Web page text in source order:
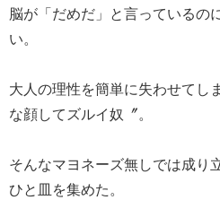
脳が「だめだ」と言っているの
い。
大人の理性を簡単に失わせてし
な顔してズルイ奴〞。
そんなマヨネーズ無しでは成り
ひと皿を集めた。